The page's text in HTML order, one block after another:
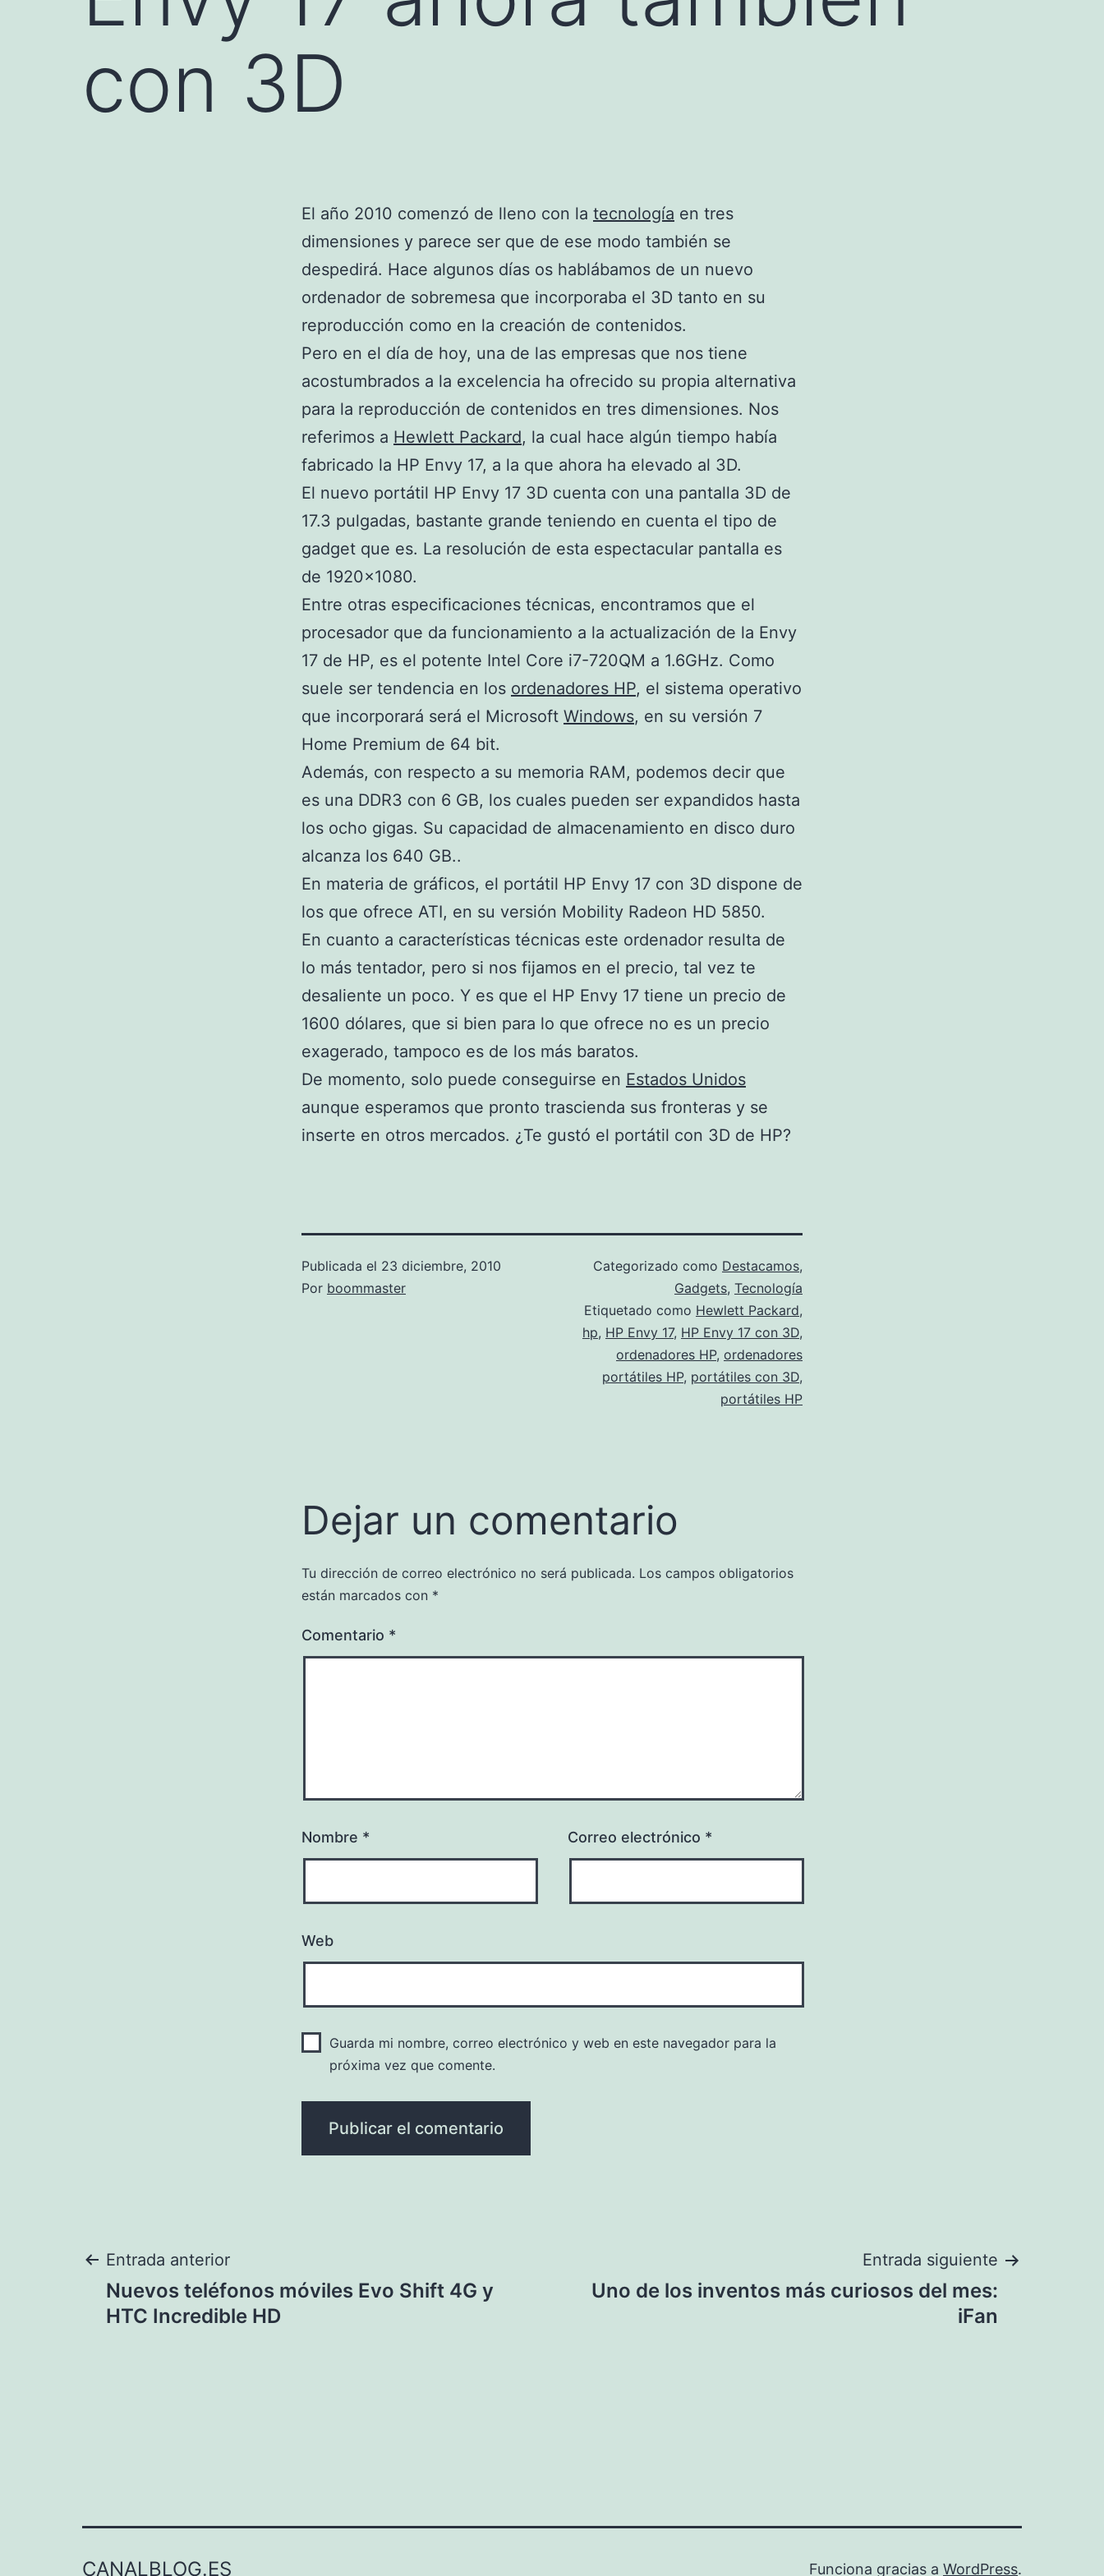
con 3D
El año 2010 comenzó de lleno con la tecnología en tres
dimensiones y parece ser que de ese modo también se
despedirá. Hace algunos días os hablábamos de un nuevo
ordenador de sobremesa que incorporaba el 3D tanto en su
reproducción como en la creación de contenidos.
Pero en el día de hoy, una de las empresas que nos tiene
acostumbrados a la excelencia ha ofrecido su propia alternativa
para la reproducción de contenidos en tres dimensiones. Nos
referimos a Hewlett Packard, la cual hace algún tiempo había
fabricado la HP Envy 17, a la que ahora ha elevado al 3D.
El nuevo portátil HP Envy 17 3D cuenta con una pantalla 3D de
17.3 pulgadas, bastante grande teniendo en cuenta el tipo de
gadget que es. La resolución de esta espectacular pantalla es
de 1920×1080.
Entre otras especificaciones técnicas, encontramos que el
procesador que da funcionamiento a la actualización de la Envy
17 de HP, es el potente Intel Core i7-720QM a 1.6GHz. Como
suele ser tendencia en los ordenadores HP, el sistema operativo
que incorporará será el Microsoft Windows, en su versión 7
Home Premium de 64 bit.
Además, con respecto a su memoria RAM, podemos decir que
es una DDR3 con 6 GB, los cuales pueden ser expandidos hasta
los ocho gigas. Su capacidad de almacenamiento en disco duro
alcanza los 640 GB..
En materia de gráficos, el portátil HP Envy 17 con 3D dispone de
los que ofrece ATI, en su versión Mobility Radeon HD 5850.
En cuanto a características técnicas este ordenador resulta de
lo más tentador, pero si nos fijamos en el precio, tal vez te
desaliente un poco. Y es que el HP Envy 17 tiene un precio de
1600 dólares, que si bien para lo que ofrece no es un precio
exagerado, tampoco es de los más baratos.
De momento, solo puede conseguirse en Estados Unidos
aunque esperamos que pronto trascienda sus fronteras y se
inserte en otros mercados. ¿Te gustó el portátil con 3D de HP?
Publicada el 23 diciembre, 2010
Por boommaster
Categorizado como Destacamos,
Gadgets, Tecnología
Etiquetado como Hewlett Packard,
hp, HP Envy 17, HP Envy 17 con 3D,
ordenadores HP, ordenadores
portátiles HP, portátiles con 3D,
portátiles HP
Dejar un comentario
Tu dirección de correo electrónico no será publicada. Los campos obligatorios
están marcados con *
Comentario *
Nombre * Correo electrónico *
Web
Guarda mi nombre, correo electrónico y web en este navegador para la
próxima vez que comente.
Navegación
de
Entrada anterior
Nuevos teléfonos móviles Evo Shift 4G y
HTC Incredible HD
Entrada siguiente
Uno de los inventos más curiosos del mes:
iFan
CANALBLOG.ES Funciona gracias a WordPress.